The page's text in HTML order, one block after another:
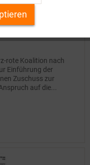
rote Koalition nach
Einführung der
Zuschuss zur
auf die...
Inaktiv